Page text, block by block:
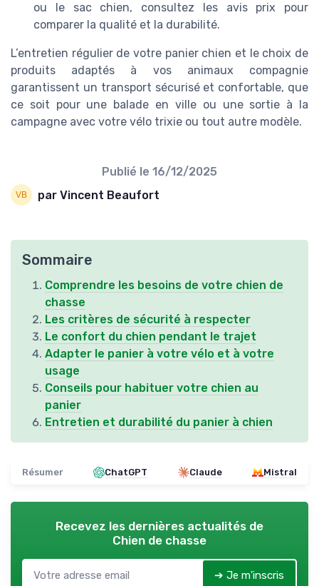
ou le sac chien, consultez les avis prix pour
comparer la qualité et la durabilité.
L’entretien régulier de votre panier chien et le choix de
produits adaptés à vos animaux compagnie
garantissent un transport sécurisé et confortable, que
ce soit pour une balade en ville ou une sortie à la
campagne avec votre vélo trixie ou tout autre modèle.
Publié le 16/12/2025
par Vincent Beaufort
Sommaire
Comprendre les besoins de votre chien de
chasse
Les critères de sécurité à respecter
Le confort du chien pendant le trajet
Adapter le panier à votre vélo et à votre
usage
Conseils pour habituer votre chien au
panier
Entretien et durabilité du panier à chien
Résumer ChatGPT Claude Mistral
Recevez les dernières actualités de
Chien de chasse
➔ Je m'inscris